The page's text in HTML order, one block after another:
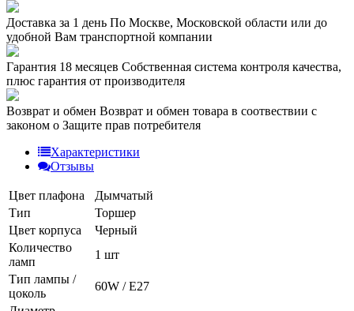
Доставка за 1 день По Москве, Московской области или до
удобной Вам транспортной компании
Гарантия 18 месяцев Собственная система контроля качества,
плюс гарантия от производителя
Возврат и обмен Возврат и обмен товара в соотвествии с
законом о Защите прав потребителя
Характеристики
Отзывы
Цвет плафона
Дымчатый
Тип
Торшер
Цвет корпуса
Черный
Количество
ламп
1 шт
Тип лампы /
цоколь
60W / E27